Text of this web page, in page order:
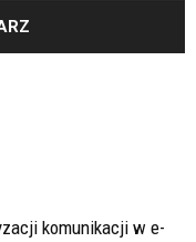
komunikacji w e-